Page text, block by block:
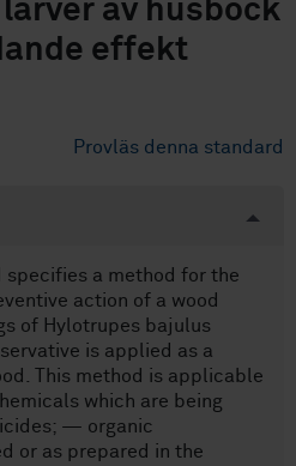
av husbock
effekt
Provläs denna standard
specifies a method for the
action of a wood
of Hylotrupes bajulus
is applied as a
This method is applicable
which are being
— organic
or as prepared in the